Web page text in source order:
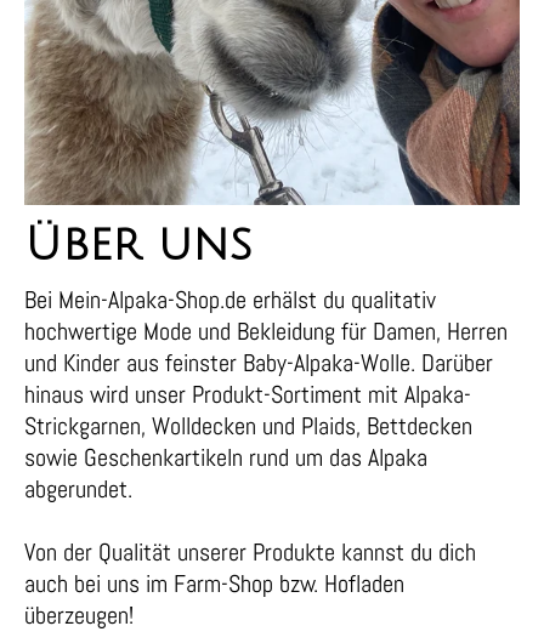
Über uns
Bei Mein-Alpaka-Shop.de erhälst du qualitativ
hochwertige Mode und Bekleidung für Damen, Herren
und Kinder aus feinster Baby-Alpaka-Wolle. Darüber
hinaus wird unser Produkt-Sortiment mit Alpaka-
Strickgarnen, Wolldecken und Plaids, Bettdecken
sowie Geschenkartikeln rund um das Alpaka
abgerundet.
Von der Qualität unserer Produkte kannst du dich
auch bei uns im Farm-Shop bzw. Hofladen
überzeugen!